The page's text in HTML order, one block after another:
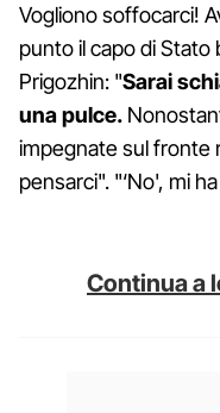
Vogliono soffocarci!
punto il capo di Stato
Prigozhin: "Sarai
una pulce.
impegnate sul fronte
pensarci". "‘No', mi
Continua a